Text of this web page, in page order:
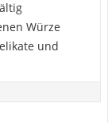
Würze
und